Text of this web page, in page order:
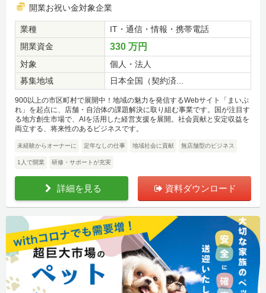
開業お祝い金対象企業
業種
IT・通信・情報・携帯電話
開業資金
330 万円
対象
個人・法人
募集地域
日本全国（契約済...
900以上の市区町村で展開中！地域の魅力を発信するWebサイト「まいぷ
れ」を起点に、店舗・自治体の課題解決に取り組む事業です。国が注目す
る地方創生市場で、AIを活用した経営支援を展開。社会貢献と安定収益を
両立する、将来性のあるビジネスです。
未経験からオーナーに 定年なしの仕事 地域社会に貢献 無店舗型のビジネス
1人で開業 研修・サポートが充実
詳細を見る 資料ダウンロード